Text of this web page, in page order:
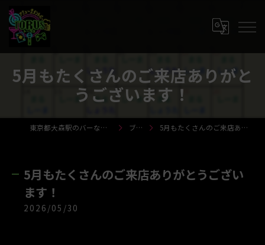
5月もたくさんのご来店ありがと
うございます！
東京都大森駅のバーならTORUS-トーラス- ブログ 5月もたくさんのご来店ありがとうございます！
5月もたくさんのご来店ありがとうござい
ます！
2026/05/30